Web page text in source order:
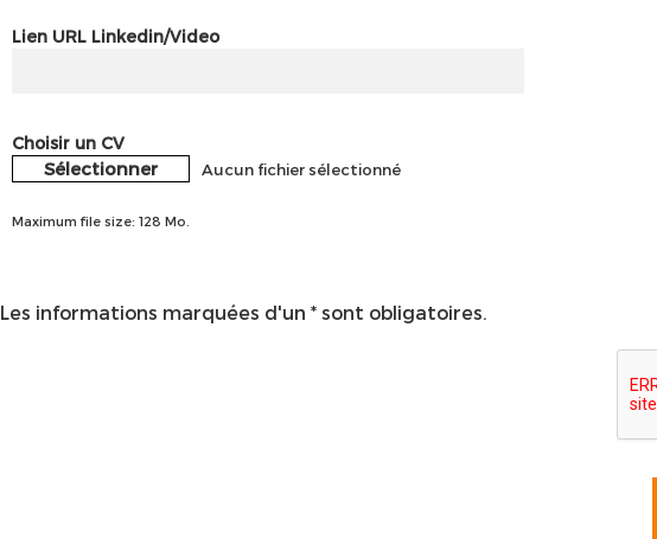
Lien URL Linkedin/Video
Choisir un CV
Sélectionner Aucun fichier sélectionné
Maximum file size: 128 Mo.
Les informations marquées d'un * sont obligatoires.